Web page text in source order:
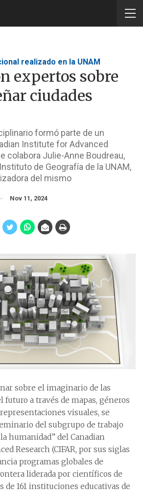
realizado en la UNAM
expertos sobre
ciudades
formó parte de un
Institute for Advanced
colabora Julie-Anne Boudreau,
de Geografía de la UNAM,
del mismo
Nov 11, 2024
sobre el imaginario de las
futuro a través de mapas, géneros
visuales, se
del subgrupo de trabajo
humanidad” del Canadian
Research (CIFAR, por sus siglas
programas globales de
liderada por científicos de
de 161 instituciones educativas de